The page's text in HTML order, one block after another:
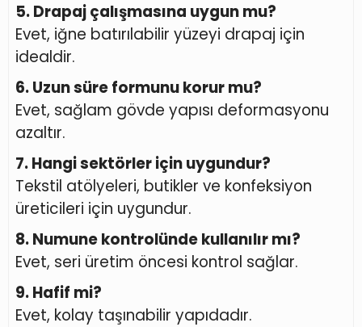
5. Drapaj çalışmasına uygun mu?
Evet, iğne batırılabilir yüzeyi drapaj için
idealdir.
6. Uzun süre formunu korur mu?
Evet, sağlam gövde yapısı deformasyonu
azaltır.
7. Hangi sektörler için uygundur?
Tekstil atölyeleri, butikler ve konfeksiyon
üreticileri için uygundur.
8. Numune kontrolünde kullanılır mı?
Evet, seri üretim öncesi kontrol sağlar.
9. Hafif mi?
Evet, kolay taşınabilir yapıdadır.